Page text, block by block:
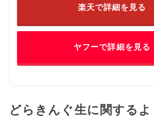
楽天で詳細を見る
ヤフーで詳細を見る
どらきんぐ生に関する